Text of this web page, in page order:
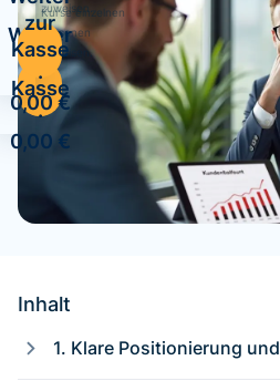
zuweisen.
zur
Kasse
·
0,00 €
Kurse einzelnen
Personen
zuweisen.
Weiter
zur
Kasse
·
0,00 €
Inhalt
1. Klare Positionierung